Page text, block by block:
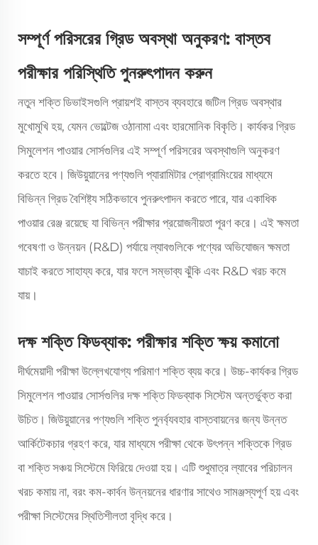
সম্পূর্ণ পরিসরের গ্রিড অবস্থা অনুকরণ: বাস্তব
পরীক্ষার পরিস্থিতি পুনরুৎপাদন করুন
নতুন শক্তি ডিভাইসগুলি প্রায়শই বাস্তব ব্যবহারে জটিল গ্রিড অবস্থার
মুখোমুখি হয়, যেমন ভোল্টেজ ওঠানামা এবং হারমোনিক বিকৃতি। কার্যকর গ্রিড
সিমুলেশন পাওয়ার সোর্সগুলির এই সম্পূর্ণ পরিসরের অবস্থাগুলি অনুকরণ
করতে হবে। জিউয়ুয়ানের পণ্যগুলি প্যারামিটার প্রোগ্রামিংয়ের মাধ্যমে
বিভিন্ন গ্রিড বৈশিষ্ট্য সঠিকভাবে পুনরুৎপাদন করতে পারে, যার একাধিক
পাওয়ার রেঞ্জ রয়েছে যা বিভিন্ন পরীক্ষার প্রয়োজনীয়তা পূরণ করে। এই ক্ষমতা
গবেষণা ও উন্নয়ন (R&D) পর্যায়ে ল্যাবগুলিকে পণ্যের অভিযোজন ক্ষমতা
যাচাই করতে সাহায্য করে, যার ফলে সম্ভাব্য ঝুঁকি এবং R&D খরচ কমে
যায়।
দক্ষ শক্তি ফিডব্যাক: পরীক্ষার শক্তি ক্ষয় কমানো
দীর্ঘমেয়াদী পরীক্ষা উল্লেখযোগ্য পরিমাণ শক্তি ব্যয় করে। উচ্চ-কার্যকর গ্রিড
সিমুলেশন পাওয়ার সোর্সগুলির দক্ষ শক্তি ফিডব্যাক সিস্টেম অন্তর্ভুক্ত করা
উচিত। জিউয়ুয়ানের পণ্যগুলি শক্তি পুনর্ব্যবহার বাস্তবায়নের জন্য উন্নত
আর্কিটেকচার গ্রহণ করে, যার মাধ্যমে পরীক্ষা থেকে উৎপন্ন শক্তিকে গ্রিড
বা শক্তি সঞ্চয় সিস্টেমে ফিরিয়ে দেওয়া হয়। এটি শুধুমাত্র ল্যাবের পরিচালন
খরচ কমায় না, বরং কম-কার্বন উন্নয়নের ধারণার সাথেও সামঞ্জস্যপূর্ণ হয় এবং
পরীক্ষা সিস্টেমের স্থিতিশীলতা বৃদ্ধি করে।